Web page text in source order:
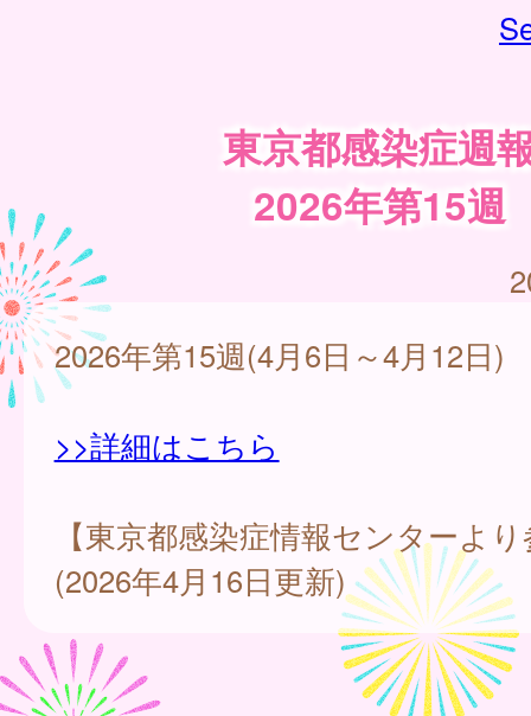
東京都感染症週
2026年第15週
2026年第15週(4月6日～4月12日)
>>詳細はこちら
【東京都感染症情報センターよ
(2026年4月16日更新)